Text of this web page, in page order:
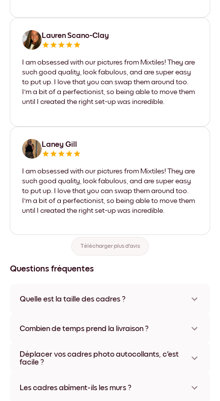
Lauren Scano-Clay
I am obsessed with our pictures from Mixtiles! They are
such good quality, look fabulous, and are super easy
to put up. I love that you can swap them around too.
I'm a bit of a perfectionist, so being able to move them
until I created the right set-up was incredible.
Laney Gill
I am obsessed with our pictures from Mixtiles! They are
such good quality, look fabulous, and are super easy
to put up. I love that you can swap them around too.
I'm a bit of a perfectionist, so being able to move them
until I created the right set-up was incredible.
Télécharger plus d'avis
Questions fréquentes
Quelle est la taille des cadres ?
Plusieurs matériaux et coloris disponibles, y compris sans
Combien de temps prend la livraison ?
généralement une semaine. Livraison express possible dans
certains pays. Un numéro de suivi accompagne chaque
Déplacer vos cadres photo autocollants, c'est
facile ?
l'infini, sans abîmer vos murs.
Les cadres abîment-ils les murs ?